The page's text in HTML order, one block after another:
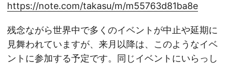
https://note.com/takasu/m/m55763d81ba8e
残念ながら世界中で多くのイベントが中止や延期に
見舞われていますが、来月以降は、このようなイベ
ントに参加する予定です。同じイベントにいらっし